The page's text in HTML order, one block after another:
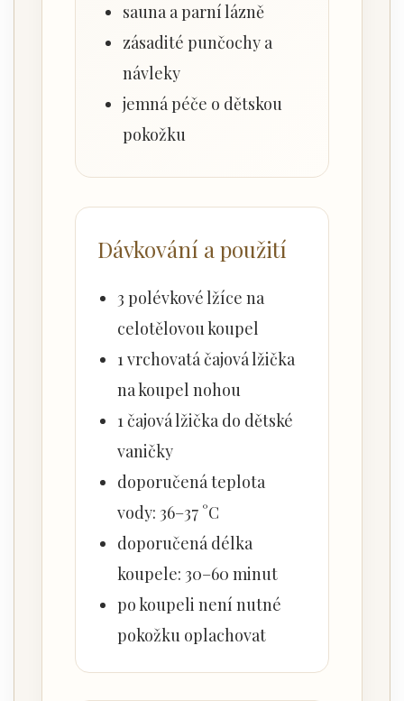
sauna a parní lázně
zásadité punčochy a
návleky
jemná péče o dětskou
pokožku
Dávkování a použití
3 polévkové lžíce na
celotělovou koupel
1 vrchovatá čajová lžička
na koupel nohou
1 čajová lžička do dětské
vaničky
doporučená teplota
vody: 36–37 °C
doporučená délka
koupele: 30–60 minut
po koupeli není nutné
pokožku oplachovat